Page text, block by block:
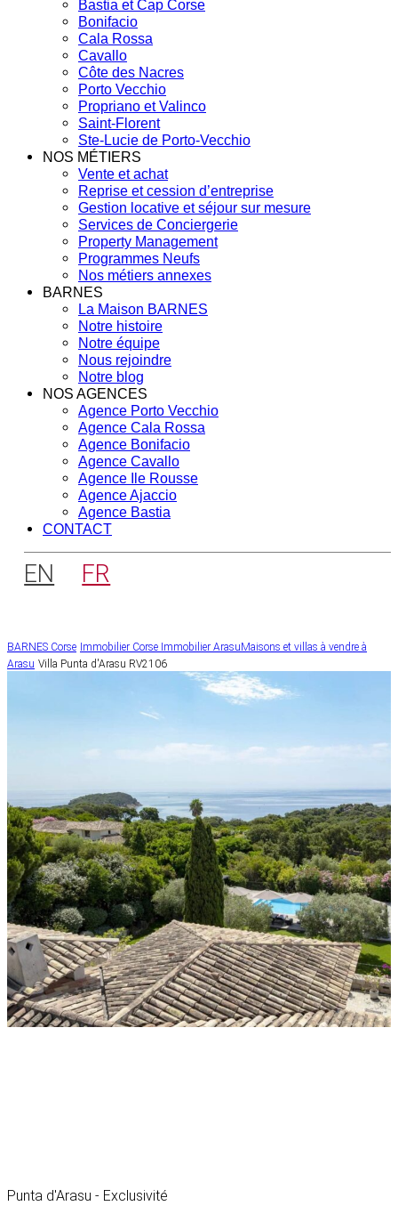
Bastia et Cap Corse
Bonifacio
Cala Rossa
Cavallo
Côte des Nacres
Porto Vecchio
Propriano et Valinco
Saint-Florent
Ste-Lucie de Porto-Vecchio
NOS MÉTIERS
Vente et achat
Reprise et cession d’entreprise
Gestion locative et séjour sur mesure
Services de Conciergerie
Property Management
Programmes Neufs
Nos métiers annexes
BARNES
La Maison BARNES
Notre histoire
Notre équipe
Nous rejoindre
Notre blog
NOS AGENCES
Agence Porto Vecchio
Agence Cala Rossa
Agence Bonifacio
Agence Cavallo
Agence Ile Rousse
Agence Ajaccio
Agence Bastia
CONTACT
EN FR
BARNES Corse Immobilier Corse Immobilier ArasuMaisons et villas à vendre à
Arasu Villa Punta d'Arasu RV2106
Punta d'Arasu - Exclusivité